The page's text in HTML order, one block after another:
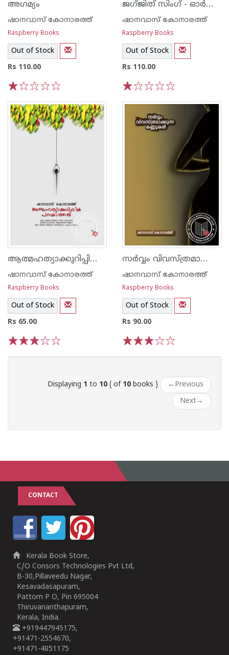
അഗമ്യം
ഷാനവാസ് കോനാരത്ത്
Raspberry Books
Out of Stock
Rs 110.00
ജഗ്ജിത് സിംഗ് - ഓര്‍മ്മയുടെ ഗസലുകള്‍
ഷാനവാസ് കോനാരത്ത്
Raspberry Books
Out of Stock
Rs 110.00
ആത്മഹത്യാക്കുറിപ്പില്‍ പറയാത്തത്
ഷാനവാസ് കോനാരത്ത്
Raspberry Books
Out of Stock
Rs 65.00
സര്‍വ്വം വിവസ്ത്രമാക്കുന്ന കണ്ണുകള്‍
ഷാനവാസ് കോനാരത്ത്
Raspberry Books
Out of Stock
Rs 90.00
Displaying 1 to 10 ( of 10 books ) ← Previous
Next→
CONTACT
Kerala Book Store,
C/O Consors Technologies Pvt Ltd,
B-30,Pillaveedu Nagar,
Kesavadasapuram,
Pattom P O, Pin 695004
Thiruvananthapuram,
Kerala, India.
+919447945175,
+91471-2554670,
+91471-4851175